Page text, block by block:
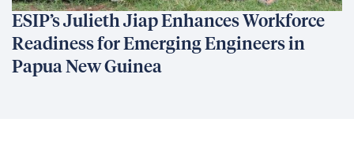
ESIP’s Julieth Jiap Enhances Workforce
Readiness for Emerging Engineers in
Papua New Guinea